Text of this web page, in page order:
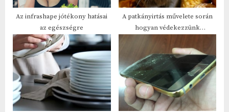
Az infrashape jótékony hatásai
az egészségre
A patkányirtás művelete során
hogyan védekezzünk